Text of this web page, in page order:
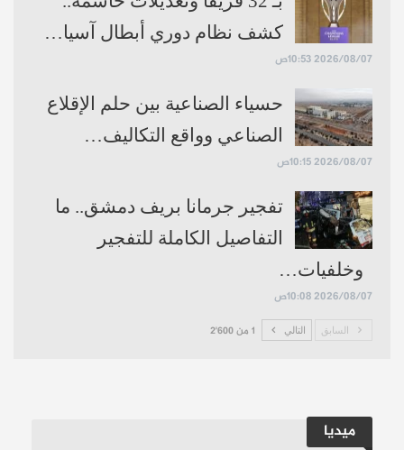
كشف نظام دوري أبطال آسيا…
2026/08/07 10:53ص
حسياء الصناعية بين حلم الإقلاع
الصناعي وواقع التكاليف…
2026/08/07 10:15ص
تفجير جرمانا بريف دمشق.. ما
التفاصيل الكاملة للتفجير
وخلفيات…
2026/08/07 10:08ص
السابق التالي 1 من 2٬600
ميديا